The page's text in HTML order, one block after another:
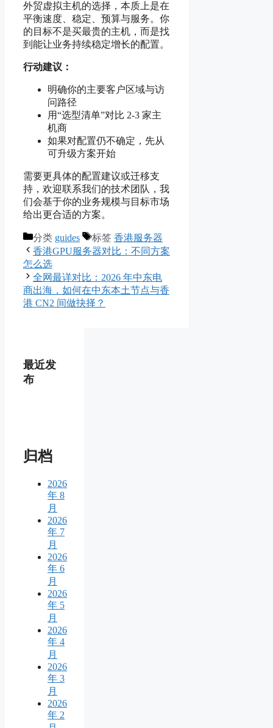
外贸虚拟主机的选择，本质上是在
平衡速度、稳定、预算与服务。你
的目标不是买最贵的主机，而是找
到能让业务持续稳定增长的配置。
行动建议：
明确你的主要客户区域与访
问路径
用“选型清单”对比 2-3 家主
机商
如果对配置仍不确定，先从
可升级方案开始
需要更具体的配置建议或迁移支
持，欢迎联系我们的技术团队，我
们会基于你的业务规模与目标市场
给出更合适的方案。
分类 guides 标签 香港服务器
香港GPU服务器对比：不同方案
怎么选
全网最详对比：2026 年中东电
商出海，如何在中东本土节点与香
港 CN2 间做抉择？
最近发
布
归档
2026
年 8
月
2026
年 7
月
2026
年 6
月
2026
年 5
月
2026
年 4
月
2026
年 3
月
2026
年 2